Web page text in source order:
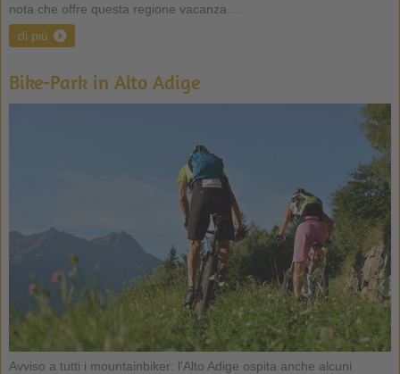
nota che offre questa regione vacanza ...
di più
Bike-Park in Alto Adige
Avviso a tutti i mountainbiker: l'Alto Adige ospita anche alcuni